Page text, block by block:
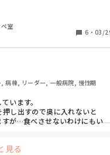
しく、スプーンが口に入ら
です。
言うよりは、スプーンの大
シリンジでの食事介助って
のでもやもやしていま
室
6 ・ 03/
病棟, リーダー, 一般病院, 慢性期
います。
し出すので奥に入れないと
が…食べさせないわけにもい
見る